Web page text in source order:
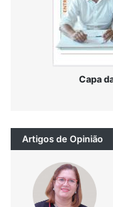
Capa
Artigos de Opinião